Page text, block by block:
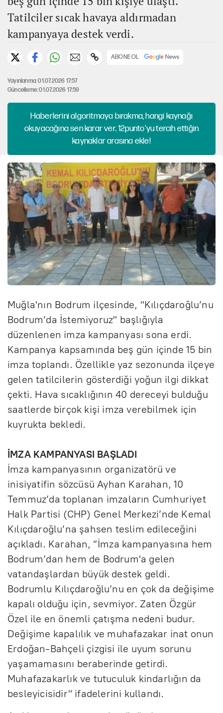
Tatilciler sıcak havaya aldırmadan
kampanyaya destek verdi.
ABONE OL
Yayınlanma: 01.07.2026 17:57
Güncelleme: 01.07.2026 17:59
Haberlerini algoritmaya bırakma, hangi kaynağı
okuyacağına sen karar ver. 12punto'yu tercih ettiğin
kaynaklar arasına ekle!
Muğla'nın Bodrum ilçesinde, "Kılıçdaroğlu’nu
Bodrum’da İstemiyoruz" başlığıyla
düzenlenen imza kampanyası sona erdi.
Kampanya kapsamında beş gün içinde 15 bin
imza toplandı. Özellikle yaz sezonunda ilçeye
gelen tatilcilerin gösterdiği yoğun ilgi dikkat
çekti. Hava sıcaklığının 40 dereceyi bulduğu
saatlerde birçok kişi imza verebilmek için
kuyrukta bekledi.
İMZA KAMPANYASI BAŞLADI
İmza kampanyasının organizatörü ve
inisiyatifin sözcüsü Ayhan Karahan, 10
Temmuz’da toplanan imzaların Cumhuriyet
Halk Partisi (CHP) Genel Merkezi’nde Kemal
Kılıçdaroğlu’na şahsen teslim edileceğini
açıkladı. Karahan, “İmza kampanyasına hem
Bodrum’dan hem de Bodrum'a gelen
vatandaşlardan büyük destek geldi.
Bodrumlu Kılıçdaroğlu’nu en çok da değişime
kapalı olduğu için, sevmiyor. Zaten Özgür
Özel ile en önemli çatışma nedeni budur.
Değişime kapalılık ve muhafazakar inat onun
Erdoğan-Bahçeli çizgisi ile uyum sorunu
yaşamamasını beraberinde getirdi.
Muhafazakarlık ve tutuculuk kindarlığın da
besleyicisidir" ifadelerini kullandı.